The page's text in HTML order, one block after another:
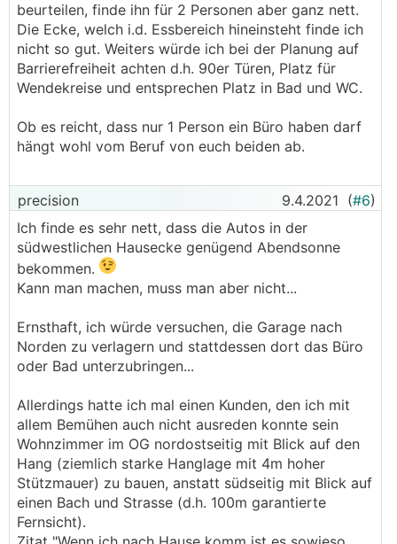
beurteilen, finde ihn für 2 Personen aber ganz nett.
Die Ecke, welch i.d. Essbereich hineinsteht finde ich
nicht so gut. Weiters würde ich bei der Planung auf
Barrierefreiheit achten d.h. 90er Türen, Platz für
Wendekreise und entsprechen Platz in Bad und WC.
Ob es reicht, dass nur 1 Person ein Büro haben darf
hängt wohl vom Beruf von euch beiden ab.
precision 9.4.2021 (#6)
Ich finde es sehr nett, dass die Autos in der
südwestlichen Hausecke genügend Abendsonne
bekommen.
Kann man machen, muss man aber nicht...
Ernsthaft, ich würde versuchen, die Garage nach
Norden zu verlagern und stattdessen dort das Büro
oder Bad unterzubringen...
Allerdings hatte ich mal einen Kunden, den ich mit
allem Bemühen auch nicht ausreden konnte sein
Wohnzimmer im OG nordostseitig mit Blick auf den
Hang (ziemlich starke Hanglage mit 4m hoher
Stützmauer) zu bauen, anstatt südseitig mit Blick auf
einen Bach und Strasse (d.h. 100m garantierte
Fernsicht).